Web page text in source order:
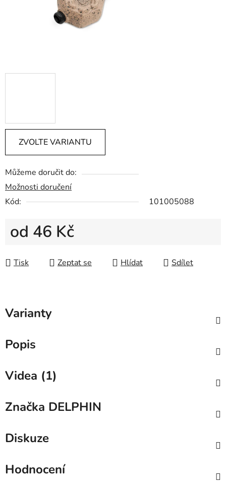
ZVOLTE VARIANTU
Můžeme doručit do:
Možnosti doručení
Kód:
101005088
od 46 Kč
Tisk
Zeptat se Hlídat Sdílet
Varianty
Popis
Videa (1)
Značka DELPHIN
Diskuze
Hodnocení